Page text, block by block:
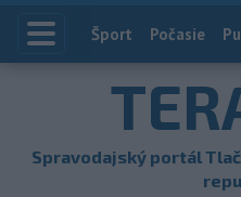
Index
Šport Počasie
Spravodajský portál